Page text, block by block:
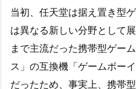
当初、任天堂は据え置き型
は異なる新しい分野として
まで主流だった携帯型ゲー
ス」の互換機「ゲームボー
だったため、事実上、携帯